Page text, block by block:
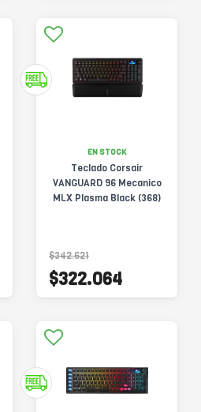
EN STOCK
Teclado Corsair
VANGUARD 96 Mecanico
MLX Plasma Black (368)
$342.621
$322.064